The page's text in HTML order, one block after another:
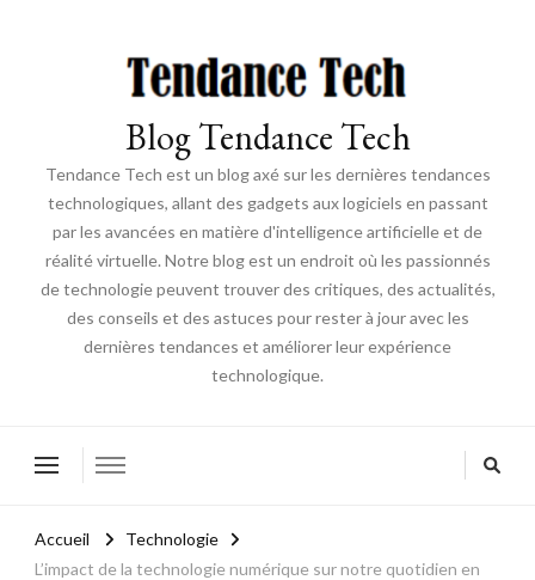
Blog Tendance Tech
Tendance Tech est un blog axé sur les dernières tendances
technologiques, allant des gadgets aux logiciels en passant
par les avancées en matière d'intelligence artificielle et de
réalité virtuelle. Notre blog est un endroit où les passionnés
de technologie peuvent trouver des critiques, des actualités,
des conseils et des astuces pour rester à jour avec les
dernières tendances et améliorer leur expérience
technologique.
Accueil
Technologie
L’impact de la technologie numérique sur notre quotidien en